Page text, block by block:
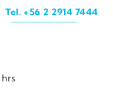
Tel. +56 2 2914 7444